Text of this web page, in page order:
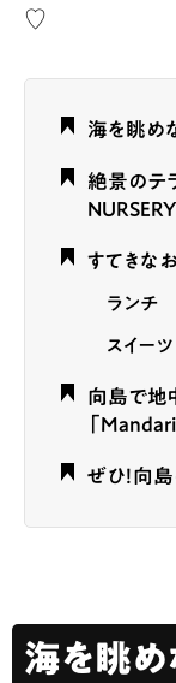
♡
海を眺め
絶景のテ
NURSERY
すてきな
ランチ
スイーツ
向島で地
「
ぜひ！向
海を眺め